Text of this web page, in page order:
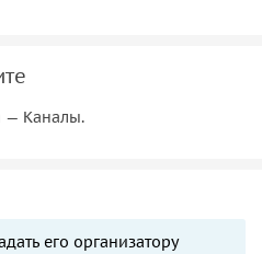
— Каналы.
его организатору